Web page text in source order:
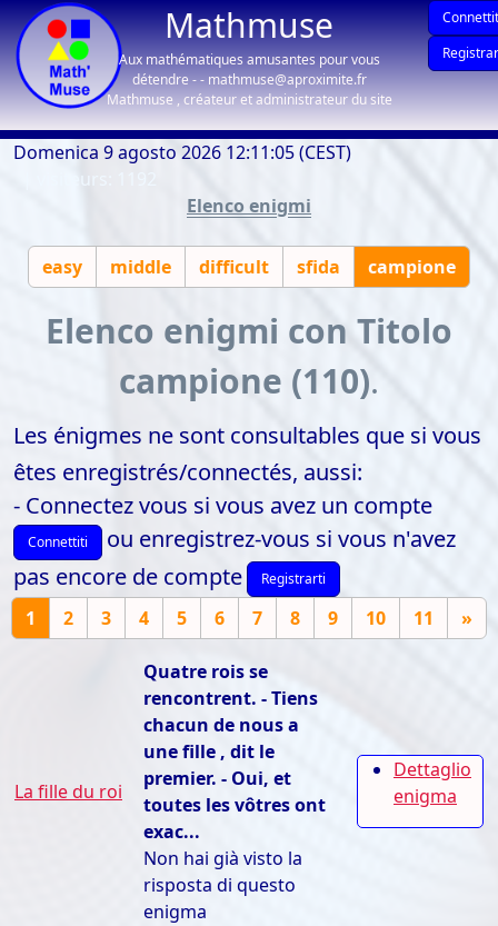
Mathmuse
Aux mathématiques amusantes pour vous
détendre - - mathmuse@aproximite.fr
Mathmuse , créateur et administrateur du site
Domenica 9 agosto 2026 12:11:05 (CEST)
Elenco enigmi
easy middle difficult sfida campione
Elenco enigmi con Titolo
campione (110).
Les énigmes ne sont consultables que si vous
êtes enregistrés/connectés, aussi:
- Connectez vous si vous avez un compte
Connettiti
ou enregistrez-vous si vous n'avez
pas encore de compte
Registrarti
1 2 3 4 5 6 7 8 9 10 11 »
La fille du roi
Quatre rois se
rencontrent. - Tiens
chacun de nous a
une fille , dit le
premier. - Oui, et
toutes les vôtres ont
exac...
Non hai già visto la
risposta di questo
enigma
Dettaglio
enigma